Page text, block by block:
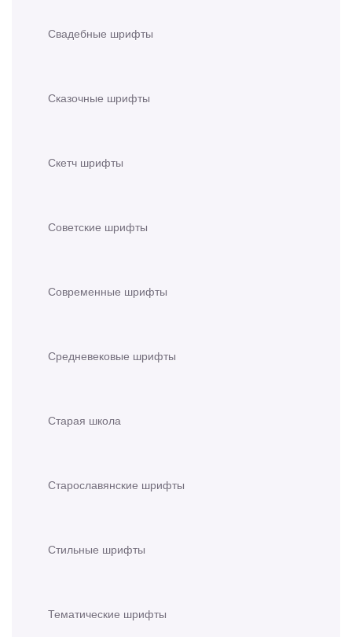
Свадебные шрифты
Сказочные шрифты
Скетч шрифты
Советские шрифты
Современные шрифты
Средневековые шрифты
Старая школа
Старославянские шрифты
Стильные шрифты
Тематические шрифты